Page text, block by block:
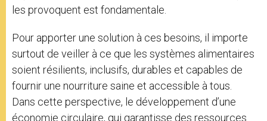
les provoquent est fondamentale.
Pour apporter une solution à ces besoins, il importe
surtout de veiller à ce que les systèmes alimentaires
soient résilients, inclusifs, durables et capables de
fournir une nourriture saine et accessible à tous.
Dans cette perspective, le développement d’une
économie circulaire, qui garantisse des ressources